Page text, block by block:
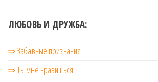
ЛЮБОВЬ И ДРУЖБА:
⇒ Забавные признания
⇒ Ты мне нравишься